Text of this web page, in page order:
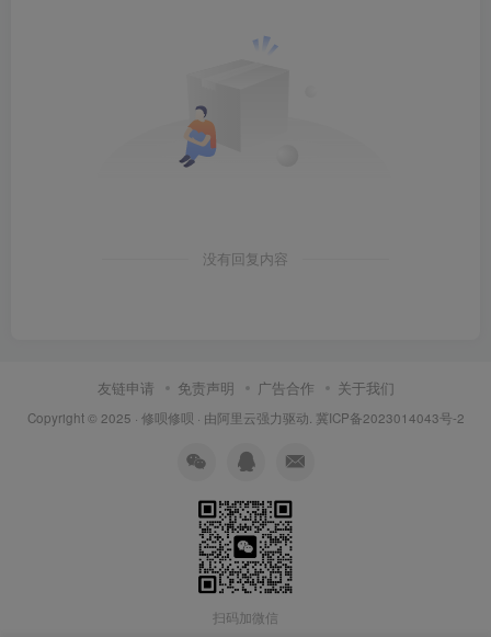
没有回复内容
友链申请 免责声明 广告合作 关于我们
Copyright © 2025 · 修呗修呗 · 由阿里云强力驱动. 冀ICP备2023014043号-2
扫码加微信